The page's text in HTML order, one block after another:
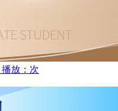
播放：次